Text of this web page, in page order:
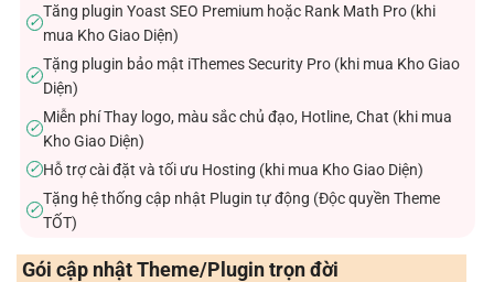
✓
Tăng plugin Yoast SEO Premium hoặc Rank Math Pro (khi
mua Kho Giao Diện)
✓
Tặng plugin bảo mật iThemes Security Pro (khi mua Kho Giao
Diện)
✓
Miễn phí Thay logo, màu sắc chủ đạo, Hotline, Chat (khi mua
Kho Giao Diện)
✓Hỗ trợ cài đặt và tối ưu Hosting (khi mua Kho Giao Diện)
✓
Tặng hệ thống cập nhật Plugin tự động (Độc quyền Theme
TỐT)
Gói cập nhật Theme/Plugin trọn đời